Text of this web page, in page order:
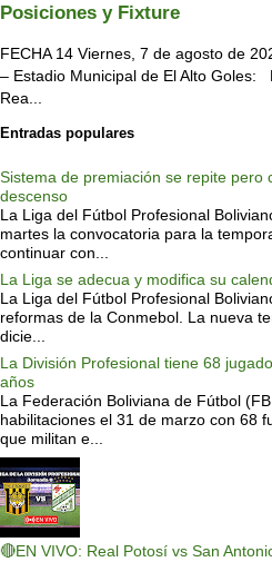
Posiciones y Fixture
FECHA 14 Viernes, 7 de agosto de
– Estadio Municipal de El Alto Goles:
Rea...
Entradas populares
Sistema de premiación se repite pero
descenso
La Liga del Fútbol Profesional
martes la convocatoria para la
continuar con...
La Liga se adecua y modifica su
La Liga del Fútbol Profesional
reformas de la Conmebol. La nueva
dicie...
La División Profesional tiene 68
años
La Federación Boliviana de Fútbol
habilitaciones el 31 de marzo con 68
que militan e...
🔴EN VIVO: Real Potosí vs San